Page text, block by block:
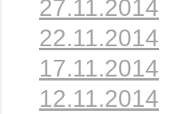
27.11.2014
22.11.2014
17.11.2014
12.11.2014